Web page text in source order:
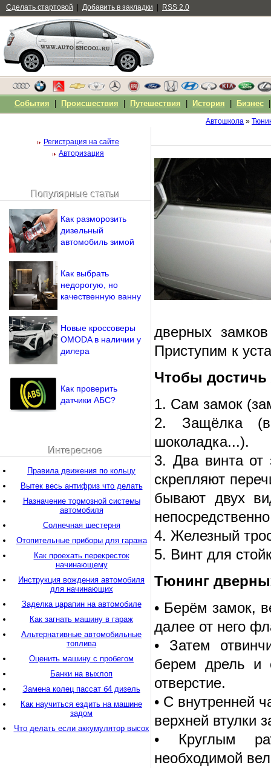
Автошкола »
дверных
Приступим к
Чтобы достичь
1. Сам замок
2. Защёлка
шоколадка...).
3. Два винта от
скрепляют
бывают двух
4. Железный
5. Винт для
Тюнинг
• Берём замок,
далее от него
• Затем
берем дрель и
отверстие.
• С внутренней
верхней втулки
• Круглым
необходимой
Регистрация на сайте
Авторизация
Напомнить пароль?
Популярные статьи
Как разморозить
дизельный
автомобиль зимой
Как выбрать
недорогую, но
качественную ванну
Новые кроссоверы
OMODA в наличии у
дилера
Как проверить
датчики АБС?
Интересное
Правила движения по кольцу
Вытек весь антифриз что делать
Назначение тормозной системы
автомобиля
Солнечная шестерня
Отопительные приборы для гаража
Как проехать перекресток
начинающему
Инструкция вождения автомобиля
для начинающих
Заделка царапин на автомобиле
Как загнать машину в гараж
Альтернативные автомобильные
топлива
Оценить машину с пробегом
Банки на выхлоп
Замена колец пассат б4 дизель
Как научиться ездить на машине
задом
Что делать если аккумулятор высох
Сделать стартовой Добавить в закладки RSS 2.0
События Происшествия Путешествия История Бизнес